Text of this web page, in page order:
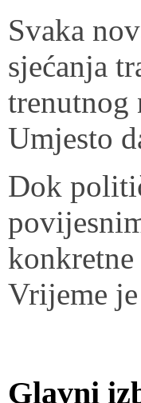
Svaka
sjećanja
trenutnog
Umjesto
Dok
Vrijeme
Glavni